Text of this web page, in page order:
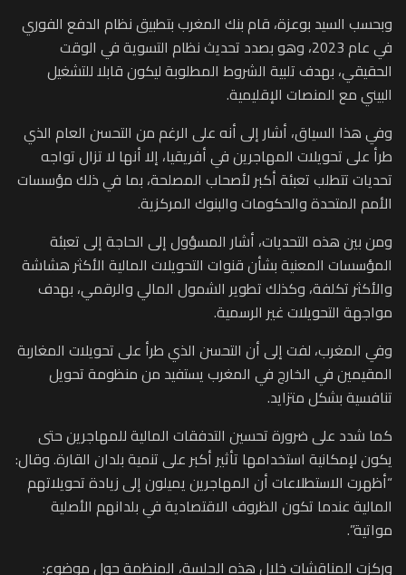
وبحسب السيد بوعزة، قام بنك المغرب بتطبيق نظام الدفع الفوري
في عام 2023، وهو بصدد تحديث نظام التسوية في الوقت
الحقيقي، بهدف تلبية الشروط المطلوبة ليكون قابلا للتشغيل
البيني مع المنصات الإقليمية.
وفي هذا السياق، أشار إلى أنه على الرغم من التحسن العام الذي
طرأ على تحويلات المهاجرين في أفريقيا، إلا أنها لا تزال تواجه
تحديات تتطلب تعبئة أكبر لأصحاب المصلحة، بما في ذلك مؤسسات
الأمم المتحدة والحكومات والبنوك المركزية.
ومن بين هذه التحديات، أشار المسؤول إلى الحاجة إلى تعبئة
المؤسسات المعنية بشأن قنوات التحويلات المالية الأكثر هشاشة
والأكثر تكلفة، وكذلك تطوير الشمول المالي والرقمي، بهدف
مواجهة التحويلات غير الرسمية.
وفي المغرب، لفت إلى أن التحسن الذي طرأ على تحويلات المغاربة
المقيمين في الخارج في المغرب يستفيد من منظومة تحويل
تنافسية بشكل متزايد.
كما شدد على ضرورة تحسين التدفقات المالية للمهاجرين حتى
يكون لإمكانية استخدامها تأثير أكبر على تنمية بلدان القارة. وقال:
“أظهرت الاستطلاعات أن المهاجرين يميلون إلى زيادة تحويلاتهم
المالية عندما تكون الظروف الاقتصادية في بلدانهم الأصلية
مواتية”.
وركزت المناقشات خلال هذه الجلسة، المنظمة حول موضوع: